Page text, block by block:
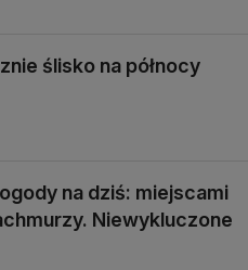
ślisko na północy
na dziś: miejscami
Niewykluczone